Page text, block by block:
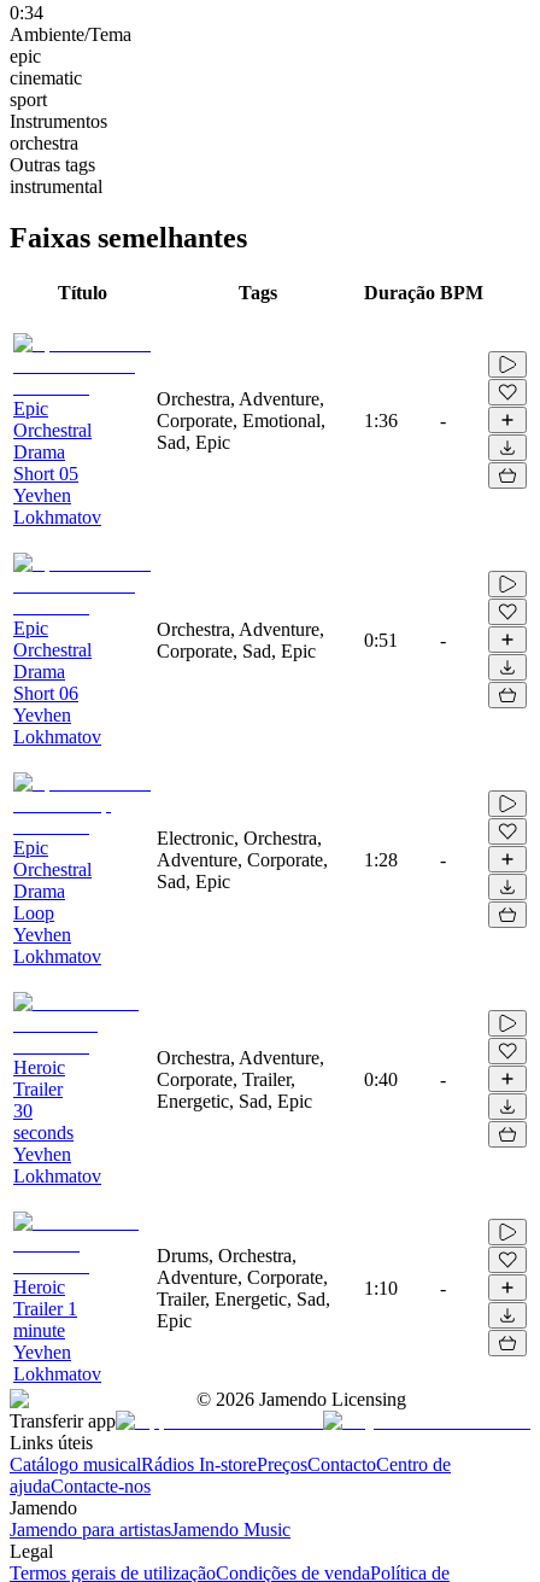
0:34
Ambiente/Tema
epic
cinematic
sport
Instrumentos
orchestra
Outras tags
instrumental
Faixas semelhantes
Título Tags Duração BPM
Epic
Orchestral
Drama
Short 05
Yevhen
Lokhmatov
Orchestra, Adventure,
Corporate, Emotional,
Sad, Epic
1:36 -
Epic
Orchestral
Drama
Short 06
Yevhen
Lokhmatov
Orchestra, Adventure,
Corporate, Sad, Epic
0:51 -
Epic
Orchestral
Drama
Loop
Yevhen
Lokhmatov
Electronic, Orchestra,
Adventure, Corporate,
Sad, Epic
1:28 -
Heroic
Trailer
30
seconds
Yevhen
Lokhmatov
Orchestra, Adventure,
Corporate, Trailer,
Energetic, Sad, Epic
0:40 -
Heroic
Trailer 1
minute
Yevhen
Lokhmatov
Drums, Orchestra,
Adventure, Corporate,
Trailer, Energetic, Sad,
Epic
1:10 -
© 2026 Jamendo Licensing
Transferir app
Links úteis
Catálogo musicalRádios In-storePreçosContactoCentro de
ajudaContacte-nos
Jamendo
Jamendo para artistasJamendo Music
Legal
Termos gerais de utilizaçãoCondições de vendaPolítica de